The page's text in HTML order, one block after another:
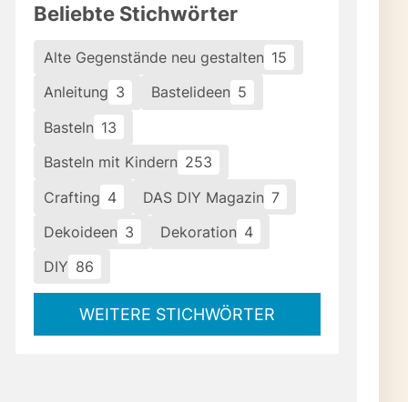
Beliebte Stichwörter
Alte Gegenstände neu gestalten 15
Anleitung 3 Bastelideen 5
Basteln 13
Basteln mit Kindern 253
Crafting 4 DAS DIY Magazin 7
Dekoideen 3 Dekoration 4
DIY 86
WEITERE STICHWÖRTER